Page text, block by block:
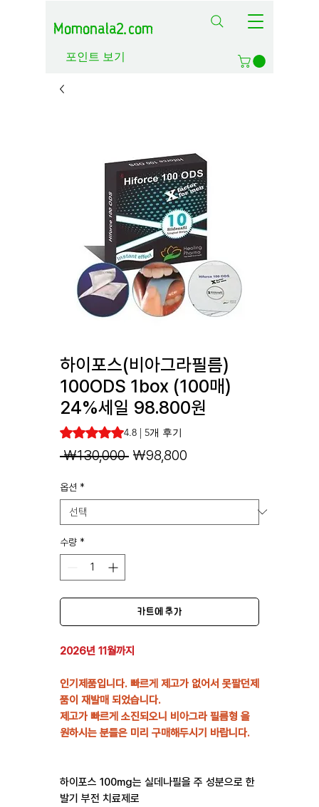
Momonala2.com
포인트 보기
하이포스(비아그라필름)
100ODS 1box (100매)
24%세일 98.800원
5개의 후기 기준 5점 만점 중 4.8점
4.8 | 5개 후기
₩130,000 일₩98,800
옵션 *
수량 *
카트에 추가
2026년 11월까지
인기제품입니다. 빠르게 제고가 없어서 못팔던제
품이 재발매 되었습니다.
제고가 빠르게 소진되오니 비아그라 필름형 을
원하시는 분들은 미리 구매해두시기 바랍니다.
하이포스 100mg는 실데나필을 주 성분으로 한
발기 부전 치료제로